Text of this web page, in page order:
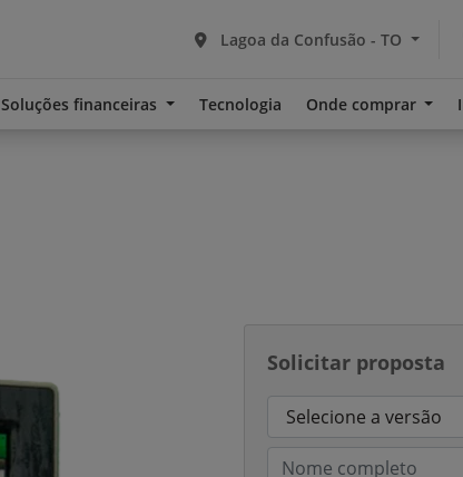
Lagoa da Confusão - TO
Soluções financeiras Tecnologia Onde comprar
Solicitar proposta